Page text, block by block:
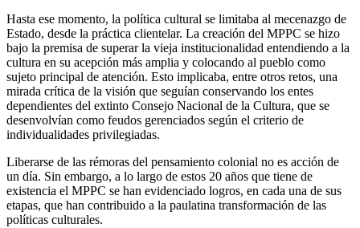
Hasta ese momento, la política cultural se limitaba al mecenazgo de
Estado, desde la práctica clientelar. La creación del MPPC se hizo
bajo la premisa de superar la vieja institucionalidad entendiendo a la
cultura en su acepción más amplia y colocando al pueblo como
sujeto principal de atención. Esto implicaba, entre otros retos, una
mirada crítica de la visión que seguían conservando los entes
dependientes del extinto Consejo Nacional de la Cultura, que se
desenvolvían como feudos gerenciados según el criterio de
individualidades privilegiadas.
Liberarse de las rémoras del pensamiento colonial no es acción de
un día. Sin embargo, a lo largo de estos 20 años que tiene de
existencia el MPPC se han evidenciado logros, en cada una de sus
etapas, que han contribuido a la paulatina transformación de las
políticas culturales.